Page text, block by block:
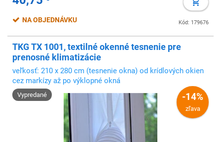
Kód: 179676
NA OBJEDNÁVKU
TKG TX 1001, textilné okenné tesnenie pre
prenosné klimatizácie
veľkosť: 210 x 280 cm (tesnenie okna) od krídlových okien
cez markízy až po výklopné okná
Vypredané -14%
zľava